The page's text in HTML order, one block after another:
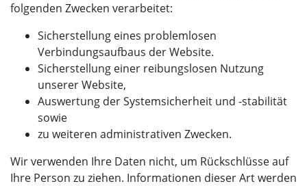
folgenden Zwecken verarbeitet:
Sicherstellung eines problemlosen
Verbindungsaufbaus der Website.
Sicherstellung einer reibungslosen Nutzung
unserer Website,
Auswertung der Systemsicherheit und -stabilität
sowie
zu weiteren administrativen Zwecken.
Wir verwenden Ihre Daten nicht, um Rückschlüsse auf
Ihre Person zu ziehen. Informationen dieser Art werden